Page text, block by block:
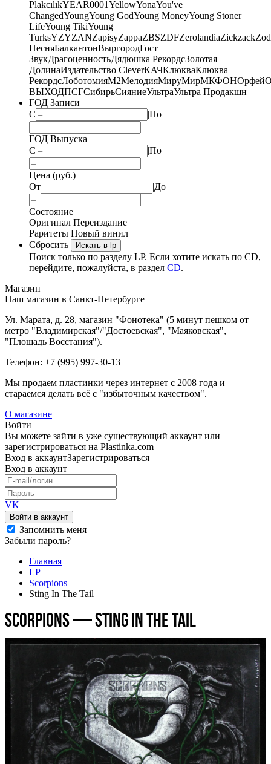
PlakcılıkYEAR0001YellowYonaYou've
ChangedYoungYoung GodYoung MoneyYoung Stoner
LifeYoung TikiYoung
TurksYZYZANZapisyZappaZBSZDFZerolandiaZickzack
ПесняБалкантонВыргородГост
ЗвукДрагоценностьДядюшка РекордсЗолотая
ДолинаИздательство CleverКАЧКлюкваКлюква
РекордсЛоботомияМ2МелодияМируМирМКФОНОрфей
ВЫХОДПСГСибирьСияниеУльтраУльтра Продакшн
ГОД Записи
С
|По
ГОД Выпуска
С
|По
Цена (руб.)
От
|До
Состояние
Оригинал Переиздание
Раритеты Новый винил
Сбросить
Искать в lp
Поиск только по разделу LP. Если хотите искать по CD,
перейдите, пожалуйста, в раздел CD.
Магазин
Наш магазин в Санкт-Петербурге
Ул. Марата, д. 28, магазин "Фонотека" (5 минут пешком от
метро "Владимирская"/"Достоевская", "Маяковская",
"Площадь Восстания").
Телефон: +7 (995) 997-30-13
Мы продаем пластинки через интернет c 2008 года и
стараемся делать всё с "избыточным качеством".
О магазине
Войти
Вы можете зайти в уже существующий аккаунт или
зарегистрироваться на Plastinka.com
Вход в аккаунтЗарегистрироваться
Вход в аккаунт
VK
Войти в аккаунт
Запомнить меня
Забыли пароль?
Главная
LP
Scorpions
Sting In The Tail
Scorpions — Sting In The Tail